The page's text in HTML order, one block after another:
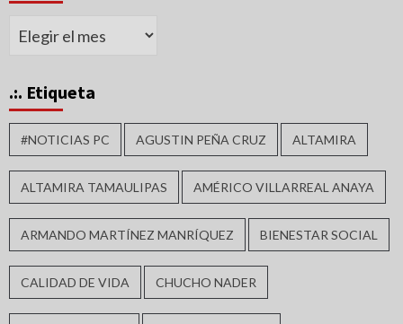
Archivos
.:. Etiqueta
#NOTICIAS PC AGUSTIN PEÑA CRUZ ALTAMIRA
ALTAMIRA TAMAULIPAS AMÉRICO VILLARREAL ANAYA
ARMANDO MARTÍNEZ MANRÍQUEZ BIENESTAR SOCIAL
CALIDAD DE VIDA CHUCHO NADER